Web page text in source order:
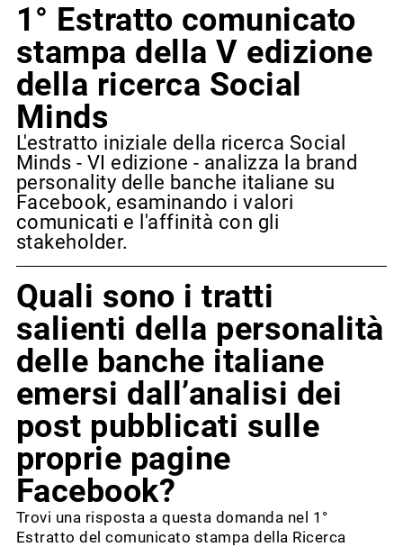
1° Estratto comunicato
stampa della V edizione
della ricerca Social
Minds
L'estratto iniziale della ricerca Social
Minds - VI edizione - analizza la brand
personality delle banche italiane su
Facebook, esaminando i valori
comunicati e l'affinità con gli
stakeholder.
Quali sono i tratti
salienti della personalità
delle banche italiane
emersi dall’analisi dei
post pubblicati sulle
proprie pagine
Facebook?
Trovi una risposta a questa domanda nel 1°
Estratto del comunicato stampa della Ricerca